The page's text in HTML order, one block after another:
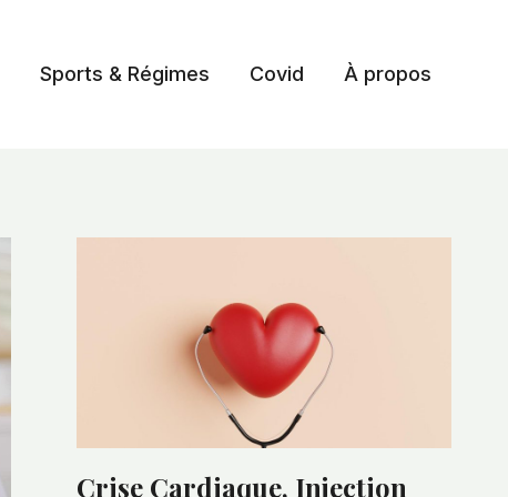
Sports & Régimes Covid À propos
Crise Cardiaque, Injection